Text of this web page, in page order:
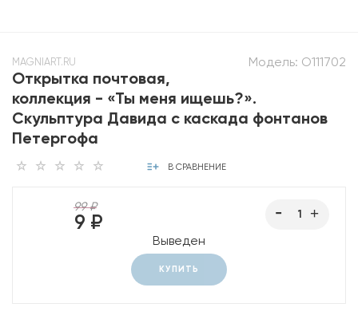
Модель: O111702
MAGNIART.RU
Открытка почтовая,
коллекция - «Ты меня ищешь?».
Скульптура Давида с каскада фонтанов
Петергофа
В СРАВНЕНИЕ
99 ₽
9 ₽
Выведен
КУПИТЬ